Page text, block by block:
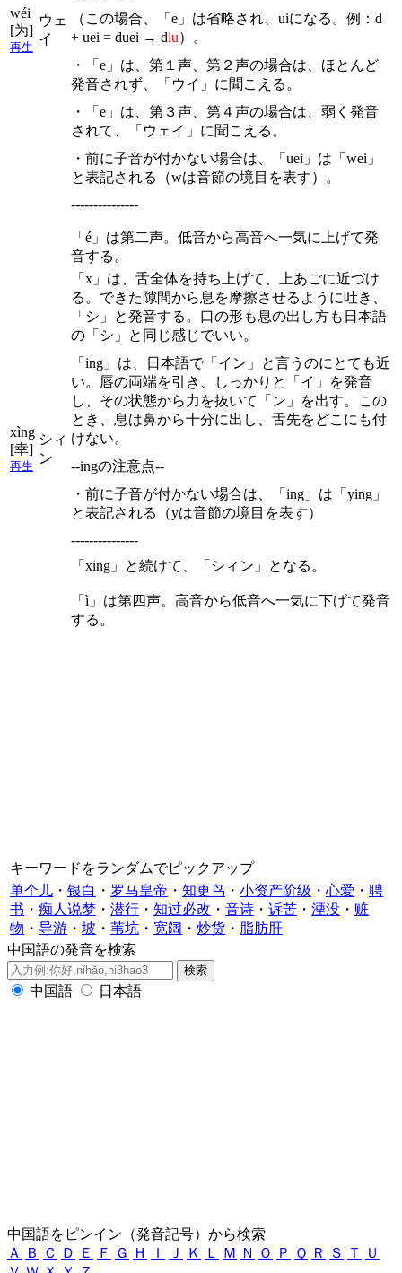
wéi
[为]
再生
ウェ
イ
（この場合、「e」は省略され、uiになる。例：d
+ uei = duei → diu）。
・「e」は、第１声、第２声の場合は、ほとんど
発音されず、「ウイ」に聞こえる。
・「e」は、第３声、第４声の場合は、弱く発音
されて、「ウェイ」に聞こえる。
・前に子音が付かない場合は、「uei」は「wei」
と表記される（wは音節の境目を表す）。
---------------
「é」は第二声。低音から高音へ一気に上げて発
音する。
xìng
[幸]
再生
シィ
ン
「x」は、舌全体を持ち上げて、上あごに近づけ
る。できた隙間から息を摩擦させるように吐き、
「シ」と発音する。口の形も息の出し方も日本語
の「シ」と同じ感じでいい。
「ing」は、日本語で「イン」と言うのにとても近
い。唇の両端を引き、しっかりと「イ」を発音
し、その状態から力を抜いて「ン」を出す。この
とき、息は鼻から十分に出し、舌先をどこにも付
けない。
--ingの注意点--
・前に子音が付かない場合は、「ing」は「ying」
と表記される（yは音節の境目を表す）
---------------
「xing」と続けて、「シィン」となる。
「ì」は第四声。高音から低音へ一気に下げて発音
する。
キーワードをランダムでピックアップ
单个儿 ・ 银白 ・ 罗马皇帝 ・ 知更鸟 ・ 小资产阶级 ・ 心爱 ・ 聘
书 ・ 痴人说梦 ・ 潜行 ・ 知过必改 ・ 音诗 ・ 诉苦 ・ 湮没 ・ 赃
物 ・ 导游 ・ 坡 ・ 苇坑 ・ 宽阔 ・ 炒货 ・ 脂肪肝
中国語の発音を検索
中国語 日本語
中国語をピンイン（発音記号）から検索
Ａ
Ｂ Ｃ Ｄ Ｅ Ｆ Ｇ Ｈ Ｉ Ｊ Ｋ Ｌ Ｍ Ｎ Ｏ Ｐ Ｑ Ｒ Ｓ Ｔ
Ｕ